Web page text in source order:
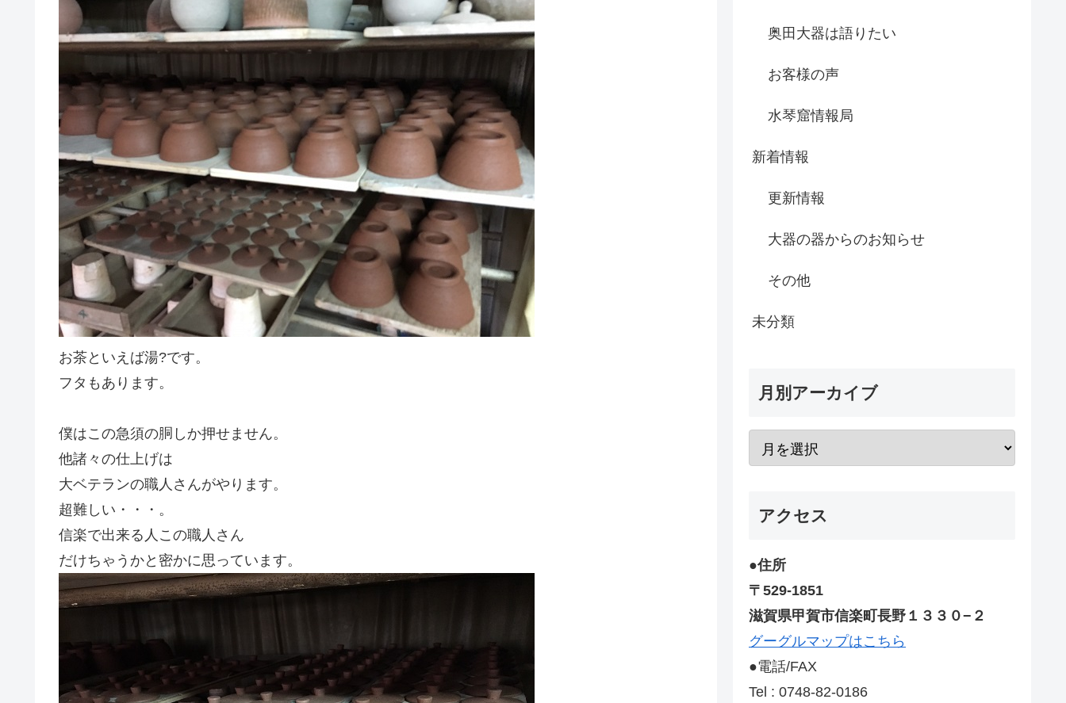
お茶といえば湯?です。
フタもあります。
僕はこの急須の胴しか押せません。
他諸々の仕上げは
大ベテランの職人さんがやります。
超難しい・・・。
信楽で出来る人この職人さん
だけちゃうかと密かに思っています。
奥田大器は語りたい
お客様の声
水琴窟情報局
新着情報
更新情報
大器の器からのお知らせ
その他
未分類
月別アーカイブ
アクセス
●住所
〒529-1851
滋賀県甲賀市信楽町長野１３３０−２
グーグルマップはこちら
●電話/FAX
Tel : 0748-82-0186